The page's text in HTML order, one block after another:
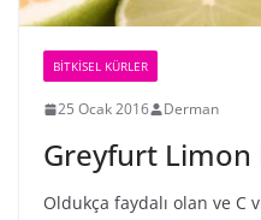
BİTKİSEL KÜRLER
25 Ocak 2016 Derman
Greyfurt Limon
Oldukça faydalı olan ve C